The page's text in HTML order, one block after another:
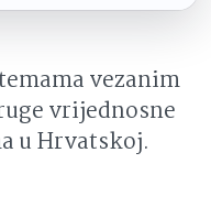
vezanim
vrijednosne
u Hrvatskoj.